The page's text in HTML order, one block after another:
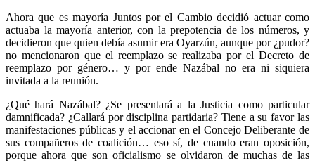
Ahora que es mayoría Juntos por el Cambio decidió actuar como
actuaba la mayoría anterior, con la prepotencia de los números, y
decidieron que quien debía asumir era Oyarzún, aunque por ¿pudor?
no mencionaron que el reemplazo se realizaba por el Decreto de
reemplazo por género… y por ende Nazábal no era ni siquiera
invitada a la reunión.
¿Qué hará Nazábal? ¿Se presentará a la Justicia como particular
damnificada? ¿Callará por disciplina partidaria? Tiene a su favor las
manifestaciones públicas y el accionar en el Concejo Deliberante de
sus compañeros de coalición… eso sí, de cuando eran oposición,
porque ahora que son oficialismo se olvidaron de muchas de las